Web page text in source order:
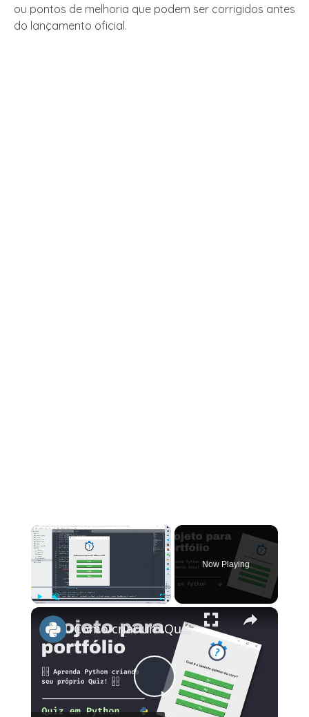
ou pontos de melhoria que podem ser corrigidos antes
do lançamento oficial.
×
Now Playing
×
Play
Como criar um Quiz em Python | Jogo de perguntas e respostas em Python Parte #01